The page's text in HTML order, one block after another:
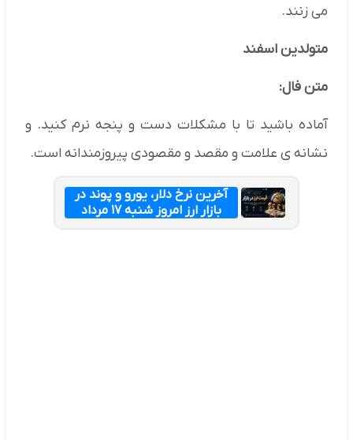
می زنند.
متولدین اسفند
متن فال:
آماده باشید تا با مشکلات دست و پنجه نرم کنید. و
نشانه ی علامت و مقصد و مقصودی پیروزمندانه است.
آخرین نرخ دلار، یورو و پوند در
بازار ارز امروز شنبه ۱۷ مرداد